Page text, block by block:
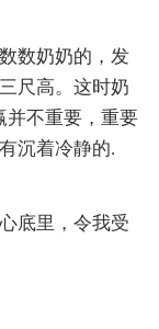
数奶奶的，发
尺高。这时奶
并不重要，重要
沉着冷静的.
底里，令我受